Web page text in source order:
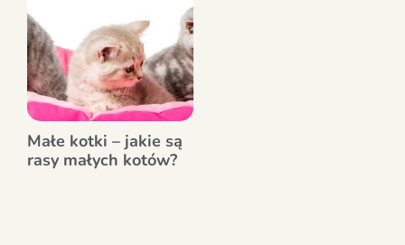
Małe kotki – jakie są
rasy małych kotów?